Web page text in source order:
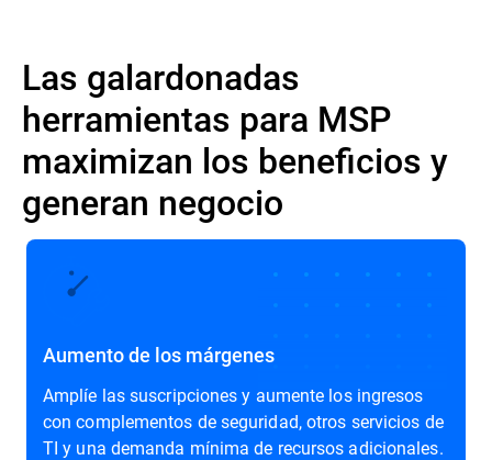
Las galardonadas
herramientas para MSP
maximizan los beneficios y
generan negocio
Aumento de los márgenes
Amplíe las suscripciones y aumente los ingresos
con complementos de seguridad, otros servicios de
TI y una demanda mínima de recursos adicionales.